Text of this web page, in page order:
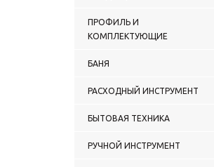
ПРОФИЛЬ И
КОМПЛЕКТУЮЩИЕ
БАНЯ
РАСХОДНЫЙ ИНСТРУМЕНТ
БЫТОВАЯ ТЕХНИКА
РУЧНОЙ ИНСТРУМЕНТ